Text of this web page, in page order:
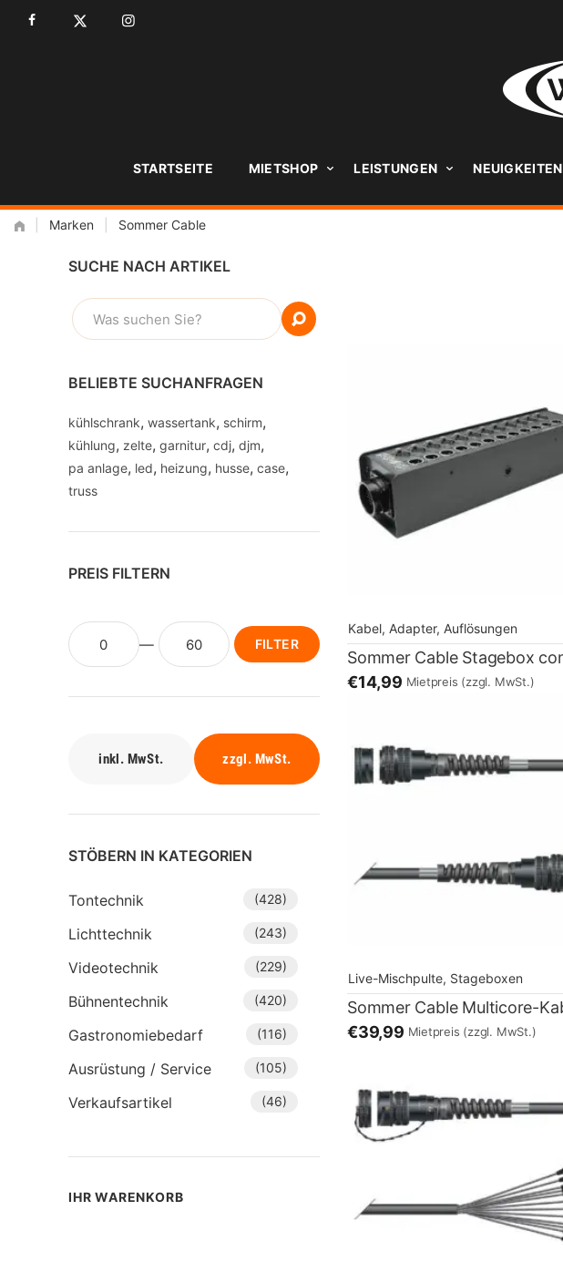
Zum
STARTSEITE MIETSHOP LEISTUNGEN NEUIGKEITEN
Marken Sommer Cable
Kabel, Adapter, Auflösungen
€14,99 Mietpreis (zzgl. MwSt.)
Live-Mischpulte, Stageboxen
€39,99 Mietpreis (zzgl. MwSt.)
SUCHE NACH ARTIKEL
SUCHEN
BELIEBTE SUCHANFRAGEN
kühlschrank wassertank schirm
kühlung zelte garnitur cdj djm
pa anlage led heizung husse case
truss
PREIS FILTERN
FILTER
inkl. MwSt. zzgl. MwSt.
STÖBERN IN KATEGORIEN
Tontechnik (428)
Lichttechnik (243)
Videotechnik (229)
Bühnentechnik (420)
Gastronomiebedarf (116)
Ausrüstung / Service (105)
Verkaufsartikel (46)
IHR WARENKORB